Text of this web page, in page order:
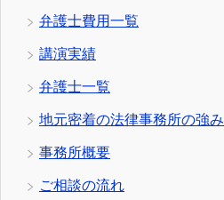
弁護士費用一覧
講演実績
弁護士一覧
地元密着の法律事務所の強み
事務所概要
ご相談の流れ